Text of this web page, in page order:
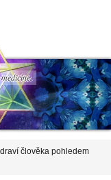
člověka pohledem